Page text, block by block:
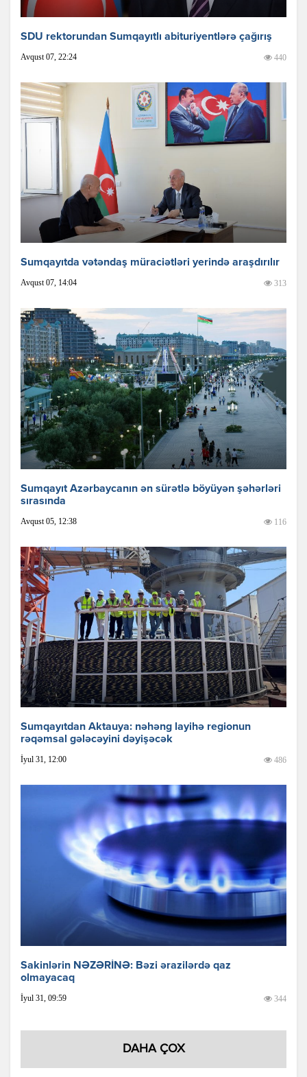
SDU rektorundan Sumqayıtlı abituriyentlərə çağırış
Avqust 07, 22:24 440
Sumqayıtda vətəndaş müraciətləri yerində araşdırılır
Avqust 07, 14:04 313
Sumqayıt Azərbaycanın ən sürətlə böyüyən şəhərləri
sırasında
Avqust 05, 12:38 116
Sumqayıtdan Aktauya: nəhəng layihə regionun
rəqəmsal gələcəyini dəyişəcək
İyul 31, 12:00 486
Sakinlərin NƏZƏRİNƏ: Bəzi ərazilərdə qaz
olmayacaq
İyul 31, 09:59 344
DAHA ÇOX